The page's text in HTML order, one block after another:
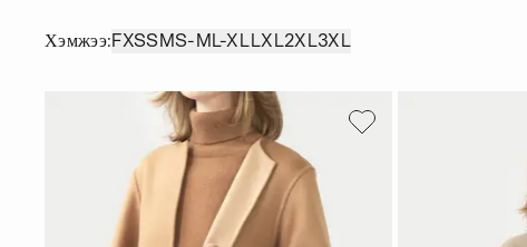
Хэмжээ:FXSS MS-M L-XL LXL2XL3XL